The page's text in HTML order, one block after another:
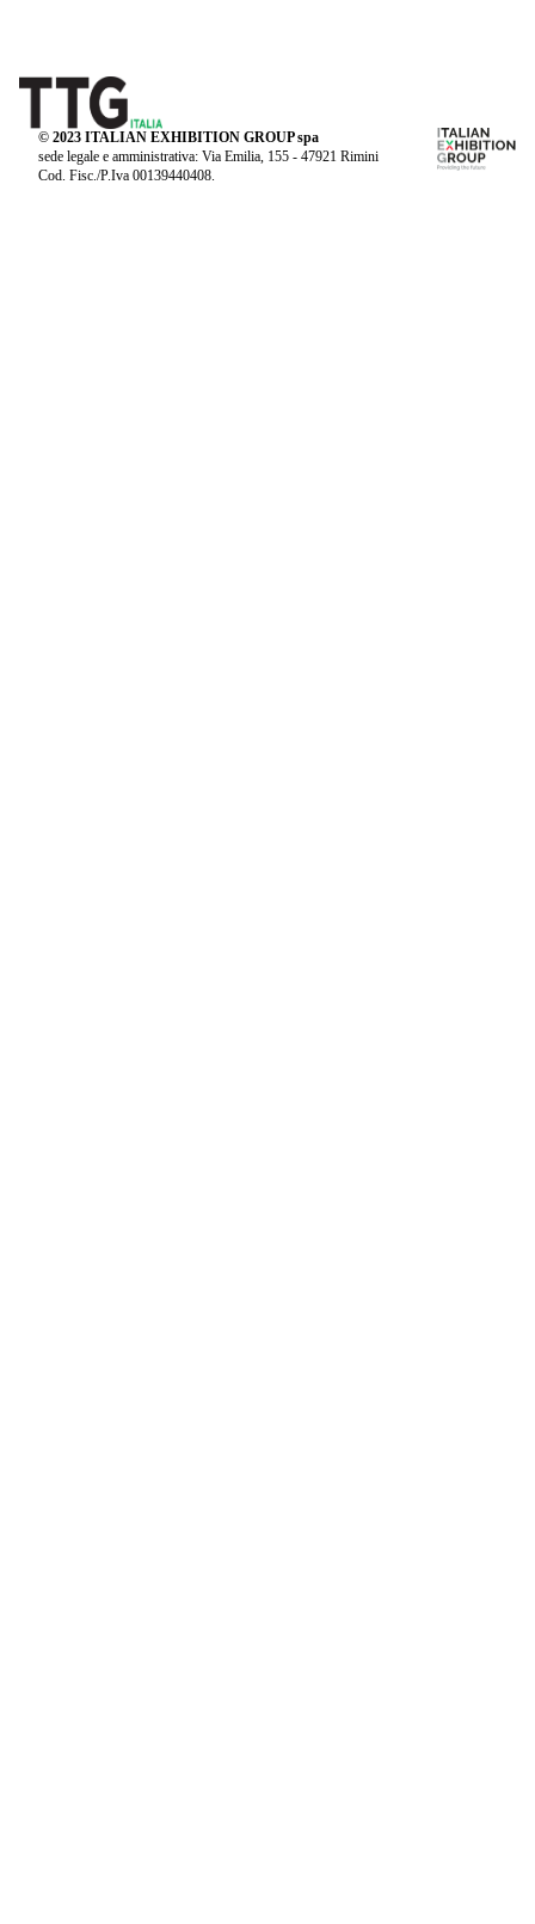
© 2023 ITALIAN EXHIBITION GROUP spa
sede legale e amministrativa: Via Emilia, 155 - 47921 Rimini
Cod. Fisc./P.Iva 00139440408.